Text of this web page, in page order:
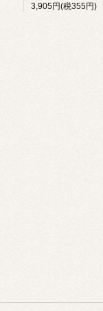
3,905円(税355円)